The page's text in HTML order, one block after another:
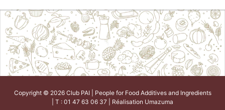
Copyright © 2026 Club PAI | People for Food Additives and Ingredients
| T : 01 47 63 06 37 | Réalisation Umazuma